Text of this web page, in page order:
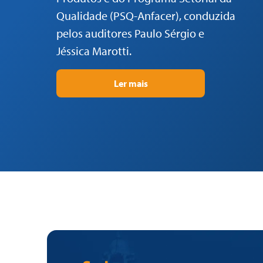
Qualidade (PSQ-Anfacer), conduzida
pelos auditores Paulo Sérgio e
Jéssica Marotti.
Ler mais